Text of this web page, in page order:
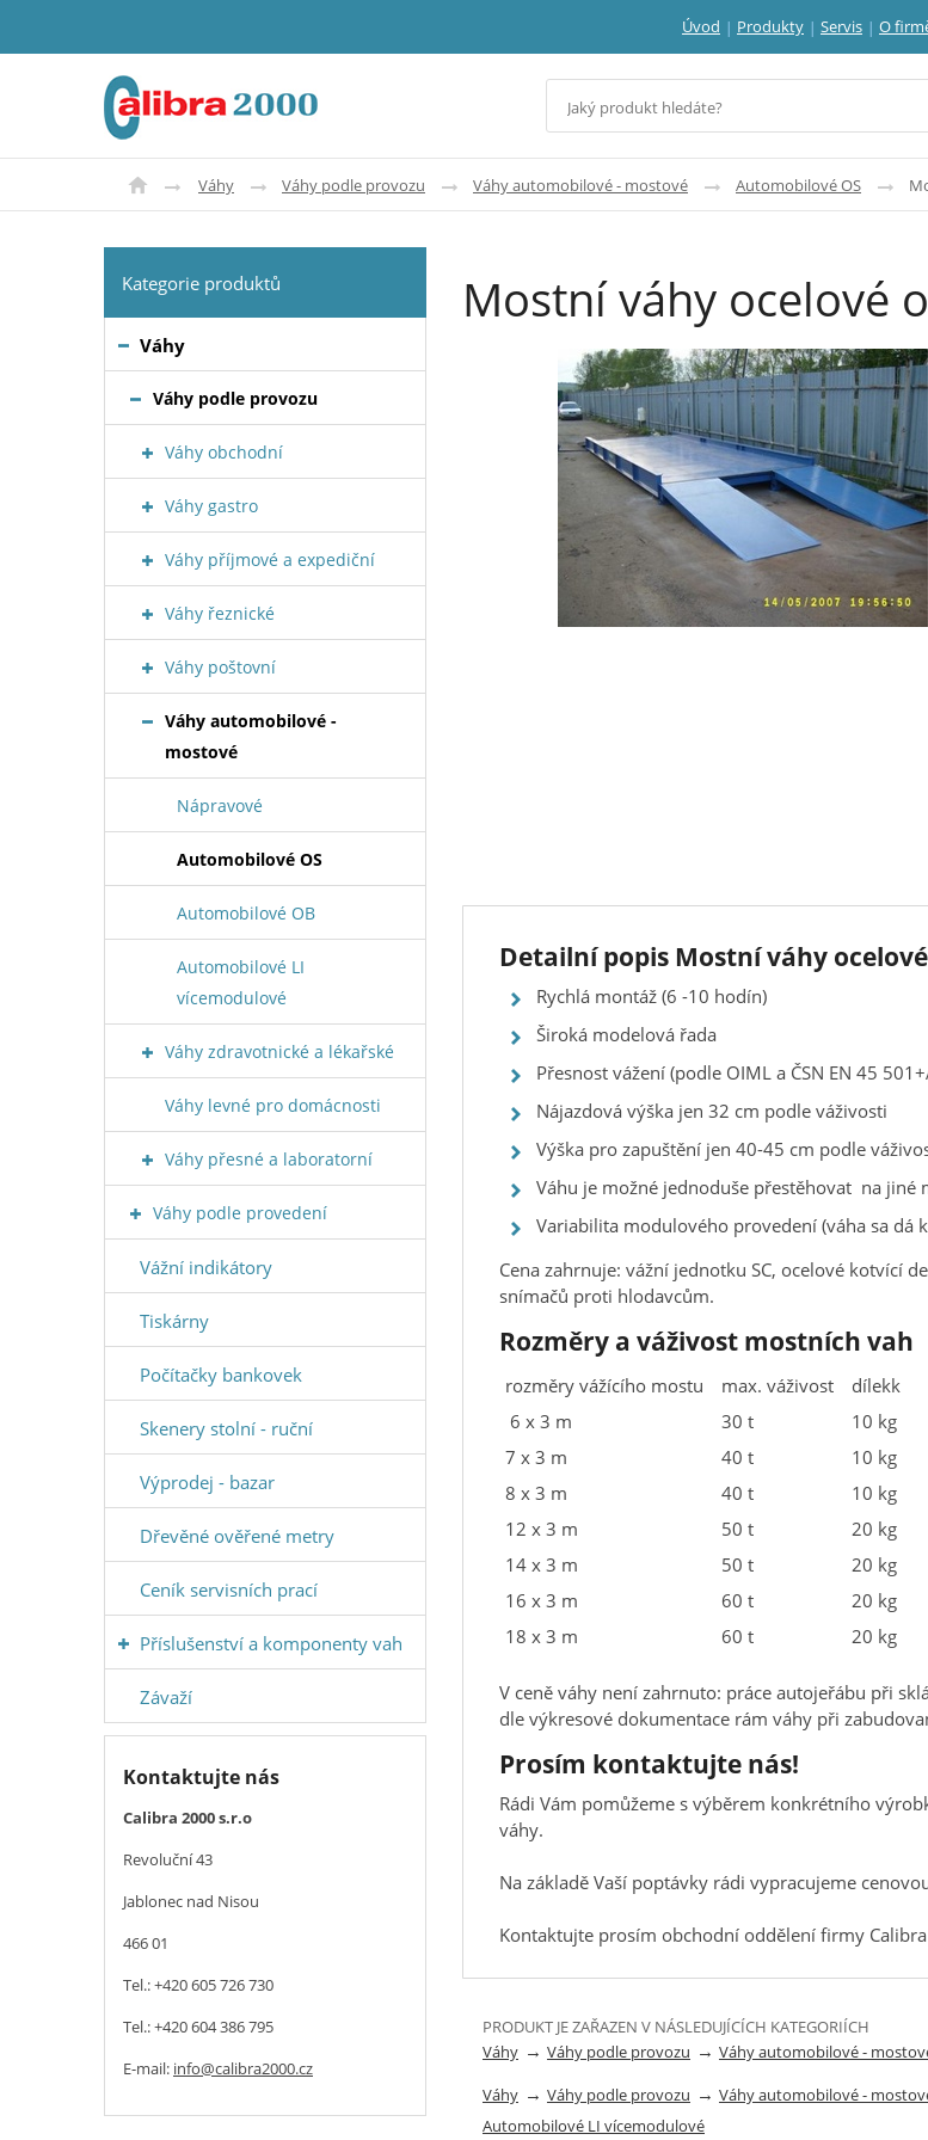
Úvod Produkty Servis O
Váhy Váhy podle provozu Váhy automobilové - mostové Automobilové OS
Mostní váhy ocelové
Detailní popis Mostní váhy
Rychlá montáž (6 -10 hodín)
Široká modelová řada
Přesnost vážení (podle OIML a ČSN EN 45
Nájazdová výška jen 32 cm podle váživosti
Výška pro zapuštění jen 40-45 cm podle
Váhu je možné jednoduše přestěhovat na jiné
Variabilita modulového provedení (váha sa
Cena zahrnuje: vážní jednotku SC, ocelové kotvící
snímačů proti hlodavcům.
Rozměry a váživost mostních vah
rozměry vážícího mostu max. váživost
dílekk
6 x 3 m
30 t
10 kg
7 x 3 m
40 t
10 kg
8 x 3 m
40 t
10 kg
12 x 3 m
50 t
20 kg
14 x 3 m
50 t
20 kg
16 x 3 m
60 t
20 kg
18 x 3 m
60 t 20 kg
V ceně váhy není zahrnuto: práce autojeřábu při
dle výkresové dokumentace rám váhy při
Prosím kontaktujte nás!
Rádi Vám pomůžeme s výběrem konkrétního
váhy.
Na základě Vaší poptávky rádi vypracujeme
Kontaktujte prosím obchodní oddělení firmy
PRODUKT JE ZAŘAZEN V NÁSLEDUJÍCÍCH KATEGORIÍCH
Váhy → Váhy podle provozu → Váhy automobilové -
Váhy → Váhy podle provozu → Váhy automobilové -
Automobilové LI vícemodulové
Kategorie produktů
Váhy
Váhy podle provozu
Váhy obchodní
Váhy gastro
Váhy příjmové a expediční
Váhy řeznické
Váhy poštovní
Váhy automobilové -
mostové
Nápravové
Automobilové OS
Automobilové OB
Automobilové LI
vícemodulové
Váhy zdravotnické a lékařské
Váhy levné pro domácnosti
Váhy přesné a laboratorní
Váhy podle provedení
Vážní indikátory
Tiskárny
Počítačky bankovek
Skenery stolní - ruční
Výprodej - bazar
Dřevěné ověřené metry
Ceník servisních prací
Příslušenství a komponenty vah
Závaží
Kontaktujte nás
Calibra 2000 s.r.o
Revoluční 43
Jablonec nad Nisou
466 01
Tel.: +420 605 726 730
Tel.: +420 604 386 795
E-mail: info@calibra2000.cz